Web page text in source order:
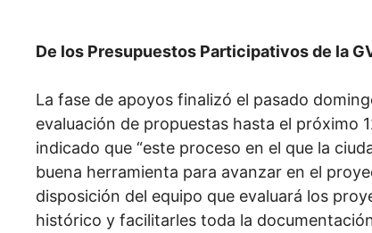
De los Presupuestos Participativos de la
La fase de apoyos finalizó el pasado
evaluación de propuestas hasta el próximo
indicado que “este proceso en el que la
buena herramienta para avanzar en el
disposición del equipo que evaluará los
histórico y facilitarles toda la